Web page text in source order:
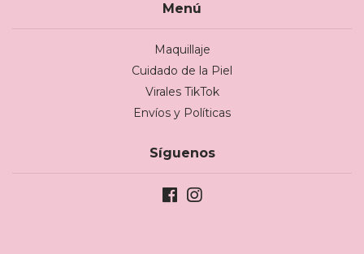
Menú
Maquillaje
Cuidado de la Piel
Virales TikTok
Envíos y Políticas
Síguenos